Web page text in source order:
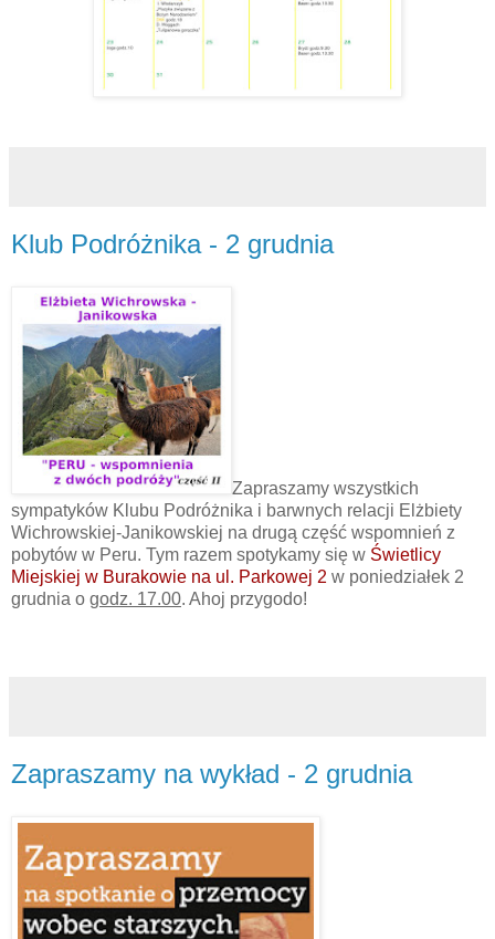
Klub Podróżnika - 2 grudnia
Zapraszamy wszystkich
sympatyków Klubu Podróżnika i barwnych relacji Elżbiety
Wichrowskiej-Janikowskiej na drugą część wspomnień z
pobytów w Peru. Tym razem spotykamy się w Świetlicy
Miejskiej w Burakowie na ul. Parkowej 2 w poniedziałek 2
grudnia o godz. 17.00. Ahoj przygodo!
Zapraszamy na wykład - 2 grudnia